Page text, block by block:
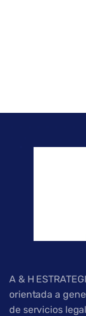
A & H
orientada a
de servicios